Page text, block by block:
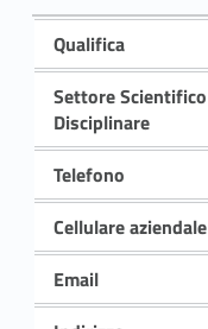
Qualifica
Settore Scientifico
Disciplinare
Telefono
Cellulare aziendale
Email